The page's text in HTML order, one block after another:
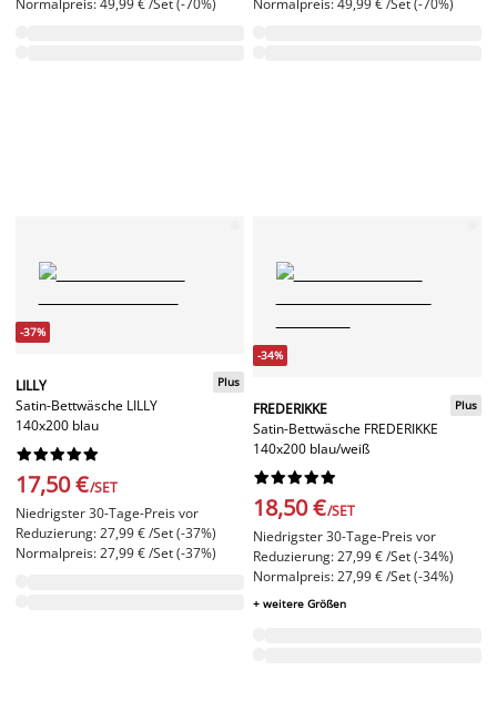
-37%
LILLY
Satin-Bettwäsche LILLY
140x200 blau
Plus






17,50 €/SET
Niedrigster 30-Tage-Preis vor
Reduzierung: 27,99 € /Set (-37%)
Normalpreis: 27,99 € /Set (-37%)
-34%
FREDERIKKE
Satin-Bettwäsche FREDERIKKE
140x200 blau/weiß
Plus






18,50 €/SET
Niedrigster 30-Tage-Preis vor
Reduzierung: 27,99 € /Set (-34%)
Normalpreis: 27,99 € /Set (-34%)
+ weitere Größen